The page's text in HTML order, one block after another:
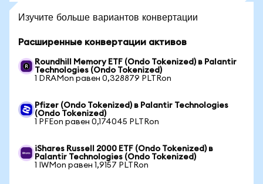
Изучите больше вариантов конвертации
Расширенные конвертации активов
Roundhill Memory ETF (Ondo Tokenized) в Palantir
Technologies (Ondo Tokenized)
1 DRAMon равен 0,328879 PLTRon
Pfizer (Ondo Tokenized) в Palantir Technologies
(Ondo Tokenized)
1 PFEon равен 0,174045 PLTRon
iShares Russell 2000 ETF (Ondo Tokenized) в
Palantir Technologies (Ondo Tokenized)
1 IWMon равен 1,9157 PLTRon